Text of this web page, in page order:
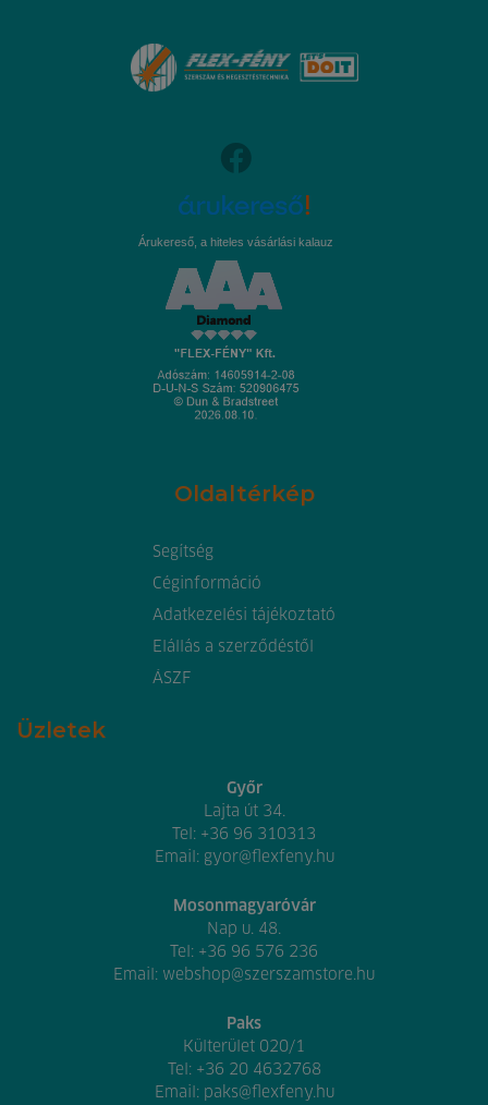
Árukereső, a hiteles vásárlási kalauz
Oldaltérkép
Segítség
Céginformáció
Adatkezelési tájékoztató
Elállás a szerződéstől
ÁSZF
Üzletek
Győr
Lajta út 34.
Tel: +36 96 310313
Email: gyor@flexfeny.hu
Mosonmagyaróvár
Nap u. 48.
Tel: +36 96 576 236
Email: webshop@szerszamstore.hu
Paks
Külterület 020/1
Tel: +36 20 4632768
Email: paks@flexfeny.hu